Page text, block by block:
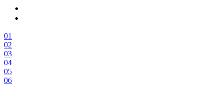
01
02
03
04
05
06